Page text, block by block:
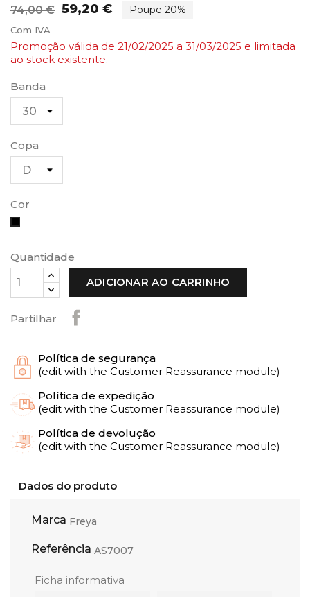
74,00 € 59,20 € Poupe 20%
Com IVA
Promoção válida de 21/02/2025 a 31/03/2025 e limitada
ao stock existente.
Banda
Copa
Cor
Preto
Quantidade
ADICIONAR AO CARRINHO
Partilhar
Política de segurança
(edit with the Customer Reassurance module)
Política de expedição
(edit with the Customer Reassurance module)
Política de devolução
(edit with the Customer Reassurance module)
Dados do produto
Marca Freya
Referência AS7007
Ficha informativa